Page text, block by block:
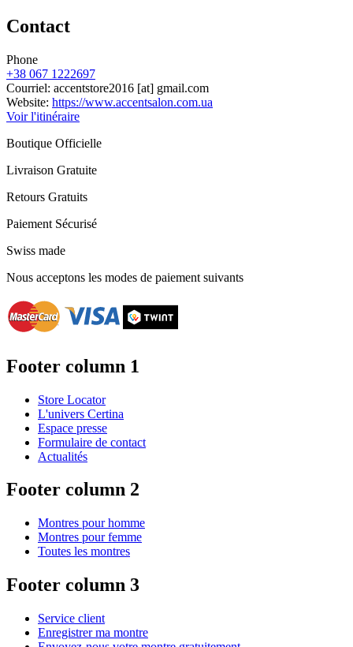
Contact
Phone
+38 067 1222697
Courriel: accentstore2016 [at] gmail.com
Website: https://www.accentsalon.com.ua
Voir l'itinéraire
Boutique Officielle
Livraison Gratuite
Retours Gratuits
Paiement Sécurisé
Swiss made
Nous acceptons les modes de paiement suivants
Footer column 1
Store Locator
L'univers Certina
Espace presse
Formulaire de contact
Actualités
Footer column 2
Montres pour homme
Montres pour femme
Toutes les montres
Footer column 3
Service client
Enregistrer ma montre